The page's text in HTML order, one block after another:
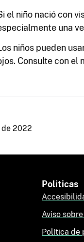
el niño nació con
una
niños pueden
Consulte con el
de 2022
Politicas
Aviso
Política de